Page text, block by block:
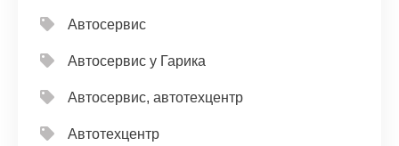
Автосервис
Автосервис у Гарика
Автосервис, автотехцентр
Автотехцентр